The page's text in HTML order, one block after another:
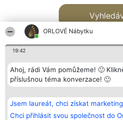
ORLOVÉ Nábytku
19:42
Ahoj, rádi Vám pomůžeme! 🙂
příslušnou téma konverzace! 🙂
Jsem laureát, chci získat
Chci přihlásit svou společnost do
Bright Side Solutions sp. z o.
o. sp. k.
ul. Ruska 22
Vítězové
Seznam
laureátů